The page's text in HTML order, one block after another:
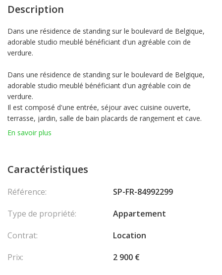
Description
Dans une résidence de standing sur le boulevard de Belgique,
adorable studio meublé bénéficiant d'un agréable coin de
verdure.
Dans une résidence de standing sur le boulevard de Belgique,
adorable studio meublé bénéficiant d'un agréable coin de
verdure.
Il est composé d'une entrée, séjour avec cuisine ouverte,
terrasse, jardin, salle de bain placards de rangement et cave.
Usage mixte. Montant loyer : 3.200€ charges comprises.
Disponible au 01/01/2026. Visites à partir du mois d'octobre
En savoir plus
Caractéristiques
Référence:
SP-FR-84992299
Type de propriété:
Appartement
Contrat:
Location
Prix:
2 900 €